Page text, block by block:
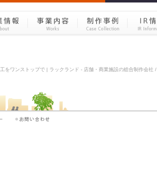
をワンストップで | ラックランド - 店舗・商業施設の総合制作会社 /